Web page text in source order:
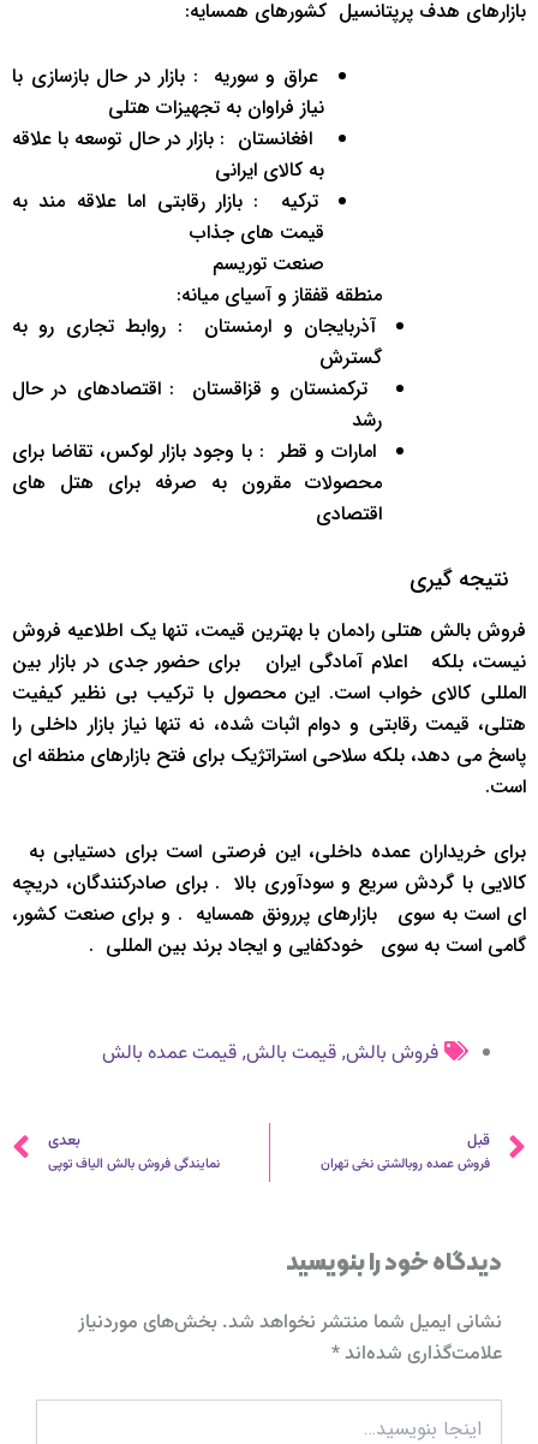
بازارهای هدف پرپتانسیل ‌ کشورهای همسایه:
‌عراق و سوریه ‌ ‌: بازار در حال بازسازی با
نیاز فراوان به تجهیزات هتلی
‌ ‌افغانستان ‌ ‌: بازار در حال توسعه با علاقه
به کالای ایرانی
‌ترکیه ‌ ‌: بازار رقابتی اما علاقه ‌مند به
قیمت ‌های جذاب
صنعت توریسم
منطقه قفقاز و آسیای میانه:
‌آذربایجان و ارمنستان ‌ ‌: روابط تجاری رو به
گسترش
‌ ‌ترکمنستان و قزاقستان ‌ ‌: اقتصادهای در حال
رشد
‌امارات و قطر ‌ ‌: با وجود بازار لوکس، تقاضا برای
محصولات مقرون ‌به ‌صرفه برای هتل ‌های
اقتصادی
‌ ‌ نتیجه ‌گیری
فروش بالش هتلی رادمان با بهترین قیمت، تنها یک اطلاعیه فروش
نیست، بلکه ‌ ‌اعلام آمادگی ایران ‌ ‌ برای حضور جدی در بازار بین
‌المللی کالای خواب است. این محصول با ترکیب بی ‌نظیر کیفیت
هتلی، قیمت رقابتی و دوام اثبات ‌شده، نه تنها نیاز بازار داخلی را
پاسخ می ‌دهد، بلکه سلاحی استراتژیک برای فتح بازارهای منطقه ‌ای
است.
برای خریداران عمده داخلی، این فرصتی است برای دستیابی به ‌
‌کالایی با گردش سریع و سودآوری بالا ‌ ‌. برای صادرکنندگان، دریچه
‌ای است به سوی ‌ ‌بازارهای پررونق همسایه ‌ ‌. و برای صنعت کشور،
گامی است به سوی ‌ ‌خودکفایی و ایجاد برند بین ‌المللی ‌ ‌.
فروش بالش, قیمت بالش, قیمت عمده بالش
قبلی
قبل
فروش عمده روبالشتی نخی تهران
بعدی
نمایندگی فروش بالش الیاف توپی
دیدگاه‌ خود را بنویسید
نشانی ایمیل شما منتشر نخواهد شد. بخش‌های موردنیاز
علامت‌گذاری شده‌اند*
بنویسید…